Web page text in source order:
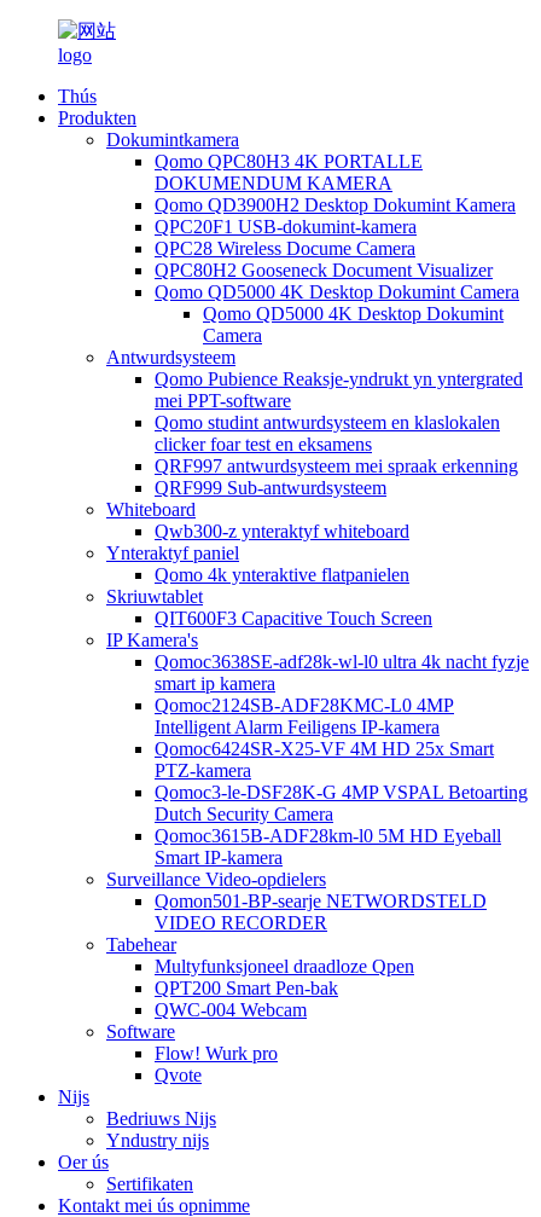
Thús
Produkten
Dokumintkamera
Qomo QPC80H3 4K PORTALLE
DOKUMENDUM KAMERA
Qomo QD3900H2 Desktop Dokumint Kamera
QPC20F1 USB-dokumint-kamera
QPC28 Wireless Docume Camera
QPC80H2 Gooseneck Document Visualizer
Qomo QD5000 4K Desktop Dokumint Camera
Qomo QD5000 4K Desktop Dokumint
Camera
Antwurdsysteem
Qomo Pubience Reaksje-yndrukt yn yntergrated
mei PPT-software
Qomo studint antwurdsysteem en klaslokalen
clicker foar test en eksamens
QRF997 antwurdsysteem mei spraak erkenning
QRF999 Sub-antwurdsysteem
Whiteboard
Qwb300-z ynteraktyf whiteboard
Ynteraktyf paniel
Qomo 4k ynteraktive flatpanielen
Skriuwtablet
QIT600F3 Capacitive Touch Screen
IP Kamera's
Qomoc3638SE-adf28k-wl-l0 ultra 4k nacht fyzje
smart ip kamera
Qomoc2124SB-ADF28KMC-L0 4MP
Intelligent Alarm Feiligens IP-kamera
Qomoc6424SR-X25-VF 4M HD 25x Smart
PTZ-kamera
Qomoc3-le-DSF28K-G 4MP VSPAL Betoarting
Dutch Security Camera
Qomoc3615B-ADF28km-l0 5M HD Eyeball
Smart IP-kamera
Surveillance Video-opdielers
Qomon501-BP-searje NETWORDSTELD
VIDEO RECORDER
Tabehear
Multyfunksjoneel draadloze Qpen
QPT200 Smart Pen-bak
QWC-004 Webcam
Software
Flow! Wurk pro
Qvote
Nijs
Bedriuws Nijs
Yndustry nijs
Oer ús
Sertifikaten
Kontakt mei ús opnimme